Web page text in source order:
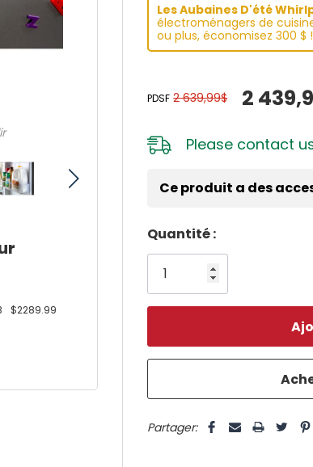
$2289.99
Les Aubaines D'été
électroménagers de
ou plus, économisez 300 $ !
PDSF 2 639,99$ 2
Please contact
Ce produit a des
Dépêchez-
vous!
plus
Quantité :
Partager: